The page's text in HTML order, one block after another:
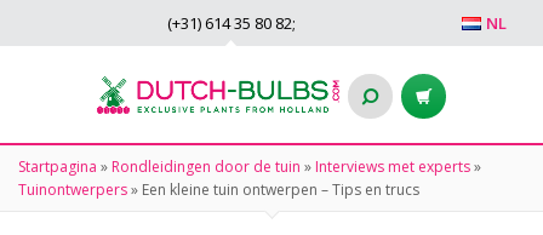
NL
(+31) 614 35 80 82;
Startpagina » Rondleidingen door de tuin » Interviews met experts»
Tuinontwerpers» Een kleine tuin ontwerpen – Tips en trucs